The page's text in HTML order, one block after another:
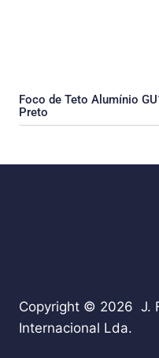
Foco de Teto Alumínio
Preto
Copyright © 2026 J.
Internacional Lda.